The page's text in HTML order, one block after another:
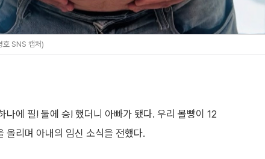
호 SNS 캡처)
나에 필! 둘에 승! 했더니 아빠가 됐다. 우리 몰빵이 12
올리며 아내의 임신 소식을 전했다.